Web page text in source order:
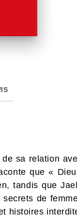
sa relation
que «
tandis que
de
histoires